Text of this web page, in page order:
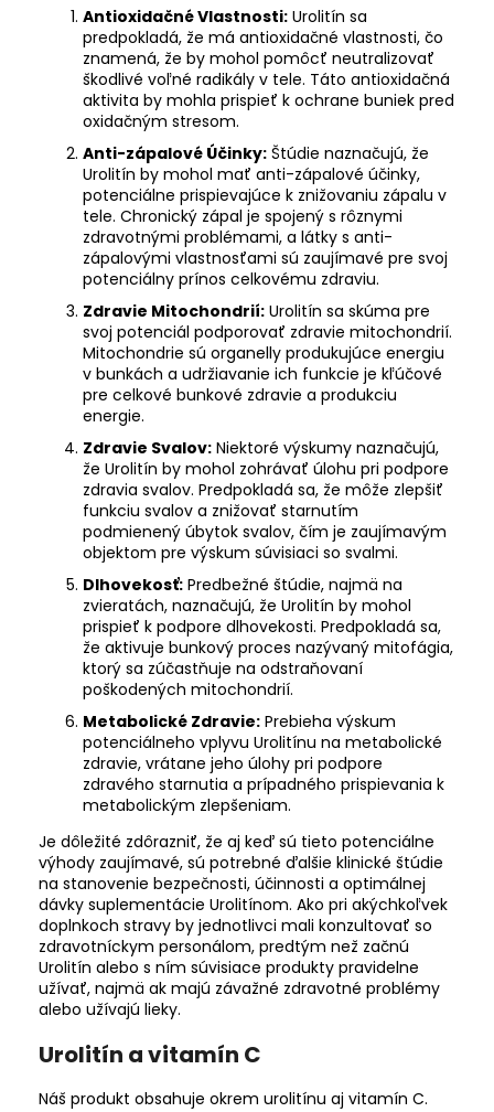
Antioxidačné Vlastnosti: Urolitín sa
predpokladá, že má antioxidačné vlastnosti, čo
znamená, že by mohol pomôcť neutralizovať
škodlivé voľné radikály v tele. Táto antioxidačná
aktivita by mohla prispieť k ochrane buniek pred
oxidačným stresom.
Anti-zápalové Účinky: Štúdie naznačujú, že
Urolitín by mohol mať anti-zápalové účinky,
potenciálne prispievajúce k znižovaniu zápalu v
tele. Chronický zápal je spojený s rôznymi
zdravotnými problémami, a látky s anti-
zápalovými vlastnosťami sú zaujímavé pre svoj
potenciálny prínos celkovému zdraviu.
Zdravie Mitochondrií: Urolitín sa skúma pre
svoj potenciál podporovať zdravie mitochondrií.
Mitochondrie sú organelly produkujúce energiu
v bunkách a udržiavanie ich funkcie je kľúčové
pre celkové bunkové zdravie a produkciu
energie.
Zdravie Svalov: Niektoré výskumy naznačujú,
že Urolitín by mohol zohrávať úlohu pri podpore
zdravia svalov. Predpokladá sa, že môže zlepšiť
funkciu svalov a znižovať starnutím
podmienený úbytok svalov, čím je zaujímavým
objektom pre výskum súvisiaci so svalmi.
Dlhovekosť: Predbežné štúdie, najmä na
zvieratách, naznačujú, že Urolitín by mohol
prispieť k podpore dlhovekosti. Predpokladá sa,
že aktivuje bunkový proces nazývaný mitofágia,
ktorý sa zúčastňuje na odstraňovaní
poškodených mitochondrií.
Metabolické Zdravie: Prebieha výskum
potenciálneho vplyvu Urolitínu na metabolické
zdravie, vrátane jeho úlohy pri podpore
zdravého starnutia a prípadného prispievania k
metabolickým zlepšeniam.
Je dôležité zdôrazniť, že aj keď sú tieto potenciálne
výhody zaujímavé, sú potrebné ďalšie klinické štúdie
na stanovenie bezpečnosti, účinnosti a optimálnej
dávky suplementácie Urolitínom. Ako pri akýchkoľvek
doplnkoch stravy by jednotlivci mali konzultovať so
zdravotníckym personálom, predtým než začnú
Urolitín alebo s ním súvisiace produkty pravidelne
užívať, najmä ak majú závažné zdravotné problémy
alebo užívajú lieky.
Urolitín a vitamín C
Náš produkt obsahuje okrem urolitínu aj vitamín C.